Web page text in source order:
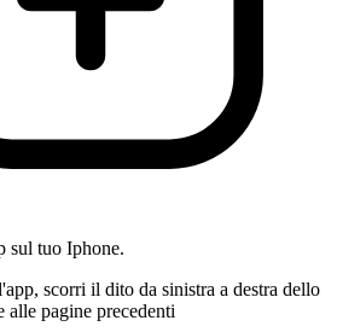
sul tuo Iphone.
scorri il dito da sinistra a destra dello
alle pagine precedenti